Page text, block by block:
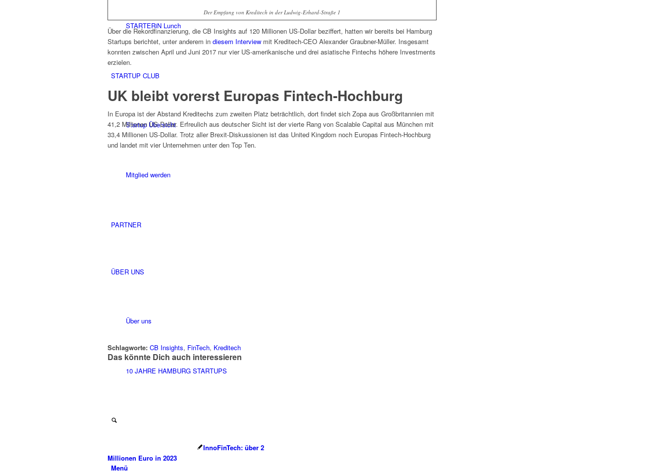
STARTERiN Lunch
STARTUP CLUB
Startup Übersicht
Mitglied werden
PARTNER
ÜBER UNS
Über uns
10 JAHRE HAMBURG STARTUPS
Menü
Der Empfang von Kreditech in der Ludwig-Erhard-Straße 1
Über die Rekordfinanzierung, die CB Insights auf 120 Millionen US-Dollar beziffert, hatten wir bereits bei Hamburg
Startups berichtet, unter anderem in diesem Interview mit Kreditech-CEO Alexander Graubner-Müller. Insgesamt
konnten zwischen April und Juni 2017 nur vier US-amerikanische und drei asiatische Fintechs höhere Investments
erzielen.
UK bleibt vorerst Europas Fintech-Hochburg
In Europa ist der Abstand Kreditechs zum zweiten Platz beträchtlich, dort findet sich Zopa aus Großbritannien mit
41,2 Millionen US-Dollar. Erfreulich aus deutscher Sicht ist der vierte Rang von Scalable Capital aus München mit
33,4 Millionen US-Dollar. Trotz aller Brexit-Diskussionen ist das United Kingdom noch Europas Fintech-Hochburg
und landet mit vier Unternehmen unter den Top Ten.
Schlagworte: CB Insights, FinTech, Kreditech
Das könnte Dich auch interessieren
InnoFinTech: über 2
Millionen Euro in 2023